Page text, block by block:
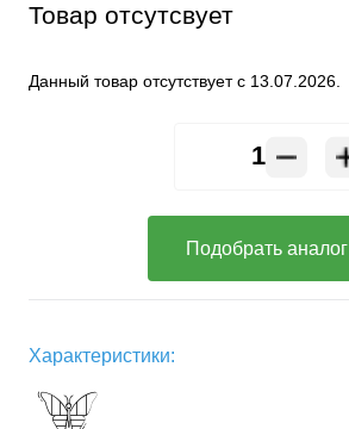
Товар отсутсвует
Данный товар отсутствует с 13.07.2026.
Подобрать аналог
Характеристики: